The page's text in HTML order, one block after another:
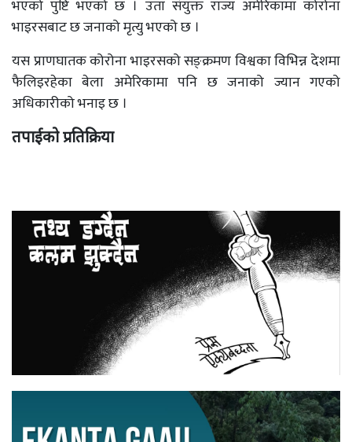
भएको पुष्टि भएको छ । उता संयुक्त राज्य अमेरिकामा कोरोना
भाइरसबाट छ जनाको मृत्यु भएको छ ।
यस प्राणघातक कोरोना भाइरसको सङ्क्रमण विश्वका विभिन्न देशमा
फैलिइरहेका बेला अमेरिकामा पनि छ जनाको ज्यान गएको
अधिकारीको भनाइ छ ।
तपाईको प्रतिक्रिया